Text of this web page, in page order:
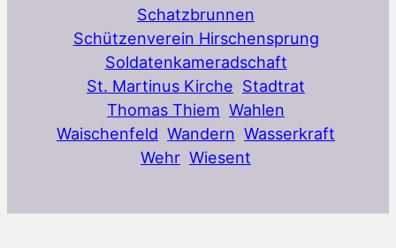
Schatzbrunnen
Schützenverein Hirschensprung
Soldatenkameradschaft
St. Martinus Kirche Stadtrat
Thomas Thiem Wahlen
Waischenfeld Wandern Wasserkraft
Wehr Wiesent